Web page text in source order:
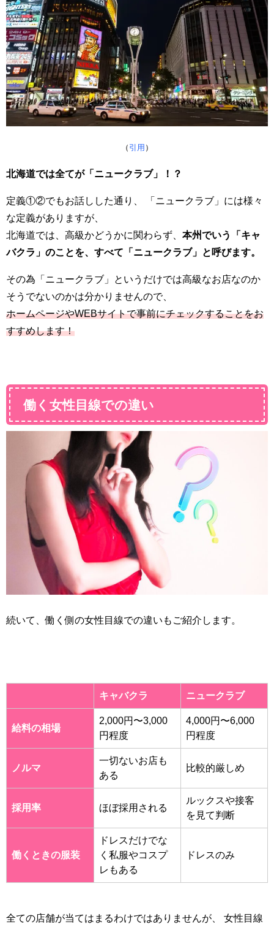
（ 引用 ）
北海道では全てが「ニュークラブ」！？
定義①②でもお話しした通り、 「ニュークラブ」には様々
な定義がありますが、
北海道では、高級かどうかに関わらず、 本州でいう「キャ
バクラ」のことを、すべて「ニュークラブ」と呼びます。
その為「ニュークラブ」というだけでは高級なお店なのか
そうでないのかは分かりませんので、
ホームページやWEBサイトで事前にチェックすることをお
すすめします！
働く女性目線での違い
続いて、働く側の女性目線での違いもご紹介します。
キャバクラ ニュークラブ
給料の相場
2,000円〜3,000
円程度
4,000円〜6,000
円程度
ノルマ
一切ないお店も
ある
比較的厳しめ
採用率 ほぼ採用される
ルックスや接客
を見て判断
働くときの服装
ドレスだけでな
く私服やコスプ
レもある
ドレスのみ
全ての店舗が当てはまるわけではありませんが、 女性目線